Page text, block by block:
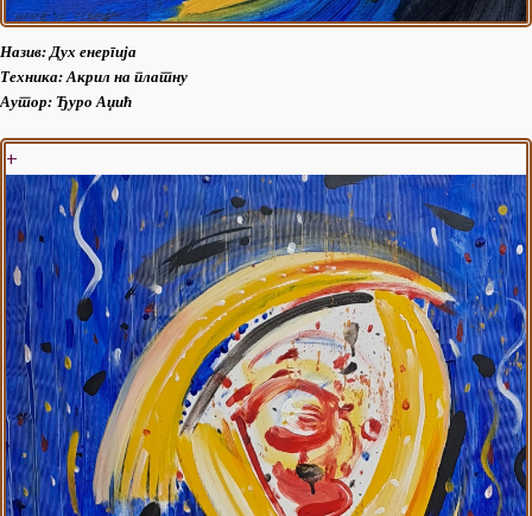
Назив: Дух енергија
Техника: Акрил на платну
Аутор: Ђуро Аџић
+